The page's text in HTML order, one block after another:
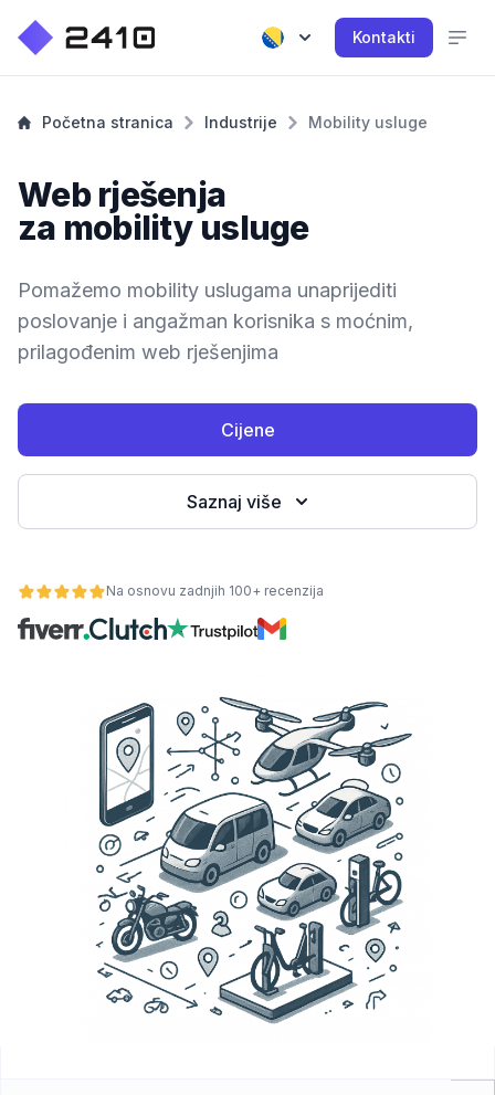
Kontakti
Početna stranica Industrije Mobility usluge
Web rješenja
za mobility usluge
Pomažemo mobility uslugama unaprijediti
poslovanje i angažman korisnika s moćnim,
prilagođenim web rješenjima
Cijene
Saznaj više
Na osnovu zadnjih 100+ recenzija